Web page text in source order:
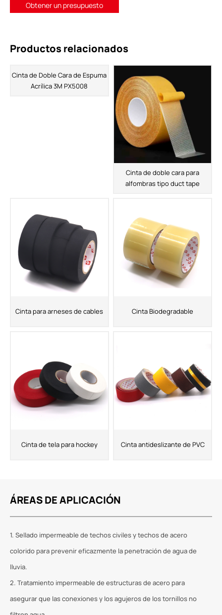
Obtener un presupuesto
Productos relacionados
Cinta de Doble Cara de Espuma
Acrílica 3M PX5008
Cinta de doble cara para
alfombras tipo duct tape
Cinta para arneses de cables Cinta Biodegradable
Cinta de tela para hockey Cinta antideslizante de PVC
ÁREAS DE APLICACIÓN
1. Sellado impermeable de techos civiles y techos de acero
colorido para prevenir eficazmente la penetración de agua de
lluvia.
2. Tratamiento impermeable de estructuras de acero para
asegurar que las conexiones y los agujeros de los tornillos no